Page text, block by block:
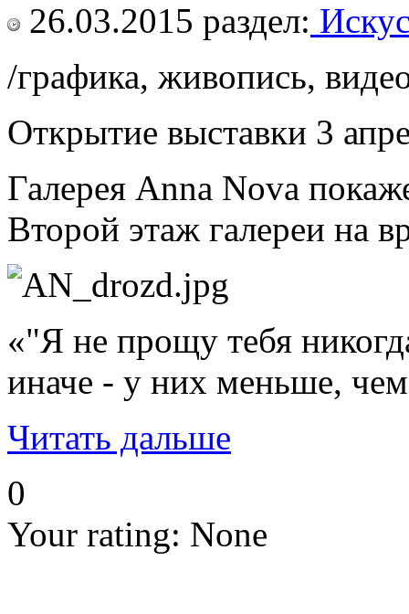
26.03.2015 раздел:
/графика, живопись,
Открытие выставки 3
Галерея Anna Nova
Второй этаж галереи на
«"Я не прощу тебя
иначе - у них меньше,
Читать дальше
0
Your rating: None